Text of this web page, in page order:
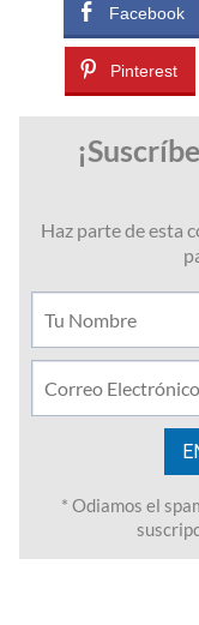
Facebook
Pinterest